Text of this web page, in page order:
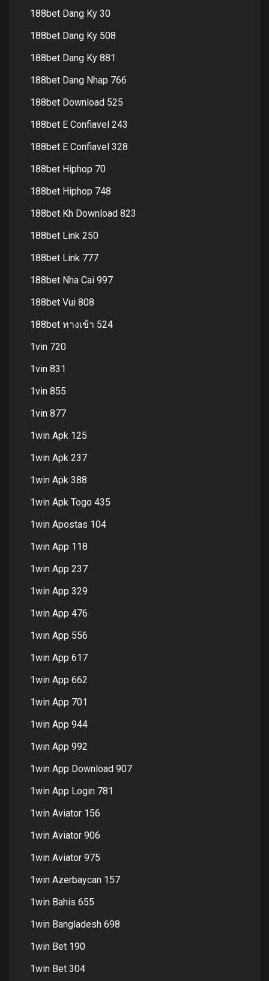
188bet Dang Ky 30
188bet Dang Ky 508
188bet Dang Ky 881
188bet Dang Nhap 766
188bet Download 525
188bet E Confiavel 243
188bet E Confiavel 328
188bet Hiphop 70
188bet Hiphop 748
188bet Kh Download 823
188bet Link 250
188bet Link 777
188bet Nha Cai 997
188bet Vui 808
188bet ทางเข้า 524
1vin 720
1vin 831
1vin 855
1vin 877
1win Apk 125
1win Apk 237
1win Apk 388
1win Apk Togo 435
1win Apostas 104
1win App 118
1win App 237
1win App 329
1win App 476
1win App 556
1win App 617
1win App 662
1win App 701
1win App 944
1win App 992
1win App Download 907
1win App Login 781
1win Aviator 156
1win Aviator 906
1win Aviator 975
1win Azerbaycan 157
1win Bahis 655
1win Bangladesh 698
1win Bet 190
1win Bet 304